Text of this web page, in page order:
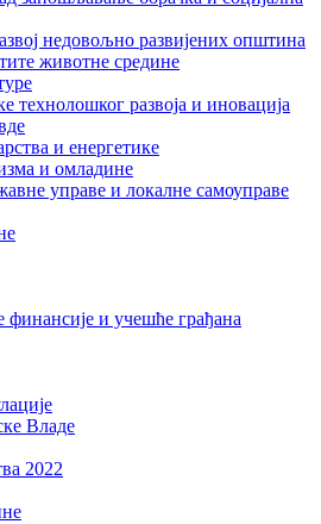
недовољно развијених општина
животне средине
технолошког развоја и иновација
и енергетике
и омладине
управе и локалне самоуправе
финансије и учешће грађана
Владе
2022